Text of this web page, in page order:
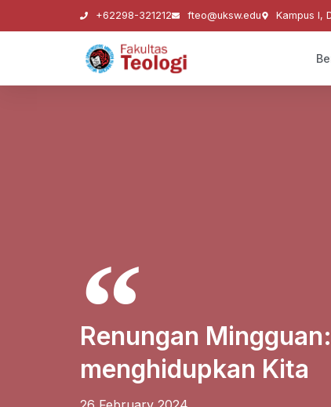
+62298-321212 fteo@uksw.edu Kampus I,
Renungan
menghidupkan Kita